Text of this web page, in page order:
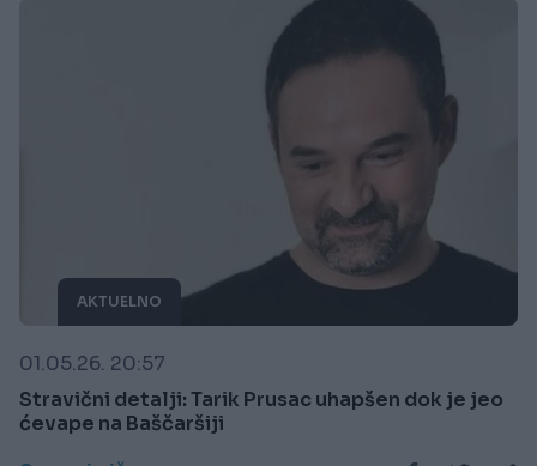
AKTUELNO
01.05.26. 20:57
Stravični detalji: Tarik Prusac uhapšen dok je jeo
ćevape na Baščaršiji